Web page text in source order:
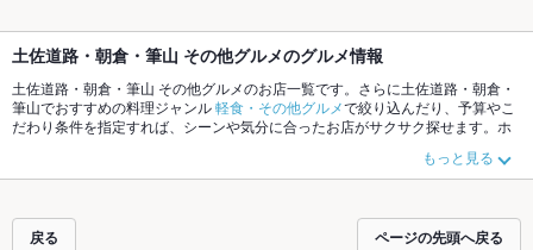
土佐道路・朝倉・筆山 その他グルメのグルメ情報
土佐道路・朝倉・筆山 その他グルメのお店一覧です。さらに土佐道路・朝倉・
筆山でおすすめの料理ジャンル軽食・その他グルメで絞り込んだり、予算やこ
だわり条件を指定すれば、シーンや気分に合ったお店がサクサク探せます。ホ
節のおすすめ料理など、お店の最新情報をご紹介しているので安心！24時間使
える簡単便利なネット予約が使えるお店も拡大中です。友達どうしの飲み会に
ルメをご利用ください。
もっと見る
戻る ページの先頭へ戻る